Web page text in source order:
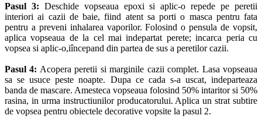
Pasul 3: Deschide vopseaua epoxi si aplic-o repede pe peretii
interiori ai cazii de baie, fiind atent sa porti o masca pentru fata
pentru a preveni inhalarea vaporilor. Folosind o pensula de vopsit,
aplica vopseaua de la cel mai indepartat perete; incarca peria cu
vopsea si aplic-o,iîncepand din partea de sus a peretilor cazii.
Pasul 4: Acopera peretii si marginile cazii complet. Lasa vopseaua
sa se usuce peste noapte. Dupa ce cada s-a uscat, indeparteaza
banda de mascare. Amesteca vopseaua folosind 50% intaritor si 50%
rasina, in urma instructiunilor producatorului. Aplica un strat subtire
de vopsea pentru obiectele decorative vopsite la pasul 2.